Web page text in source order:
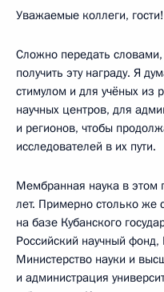
Уважаемые коллеги, гости!
Сложно передать
получить эту награду. Я
стимулом и для учёных из
научных центров, для
и регионов, чтобы
исследователей в их пути.
Мембранная наука в этом
лет. Примерно столько же
на базе Кубанского
Российский научный
Министерство науки и
и администрация